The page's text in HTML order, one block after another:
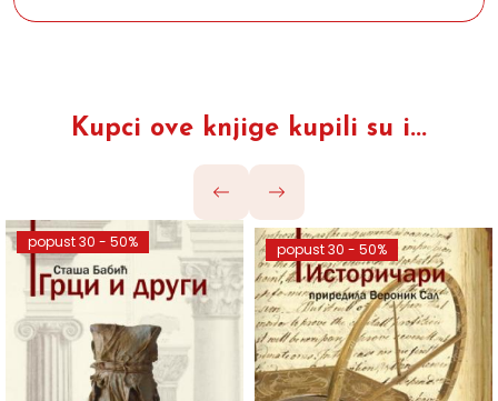
Kupci ove knjige kupili su i...
popust 30 - 50% popust 30 - 50%